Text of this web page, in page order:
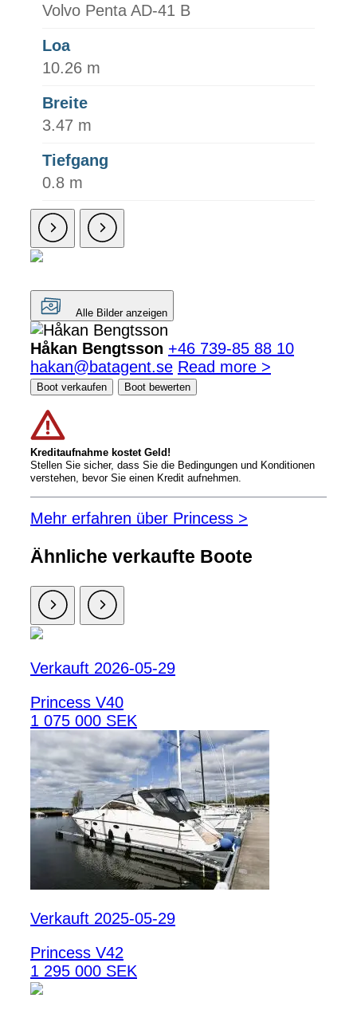
Volvo Penta AD-41 B
Loa
10.26 m
Breite
3.47 m
Tiefgang
0.8 m
Alle Bilder anzeigen
Håkan Bengtsson +46 739-85 88 10
hakan@batagent.se Read more >
Boot verkaufen Boot bewerten
Kreditaufnahme kostet Geld!
Stellen Sie sicher, dass Sie die Bedingungen und Konditionen
verstehen, bevor Sie einen Kredit aufnehmen.
Mehr erfahren über Princess >
Ähnliche verkaufte Boote
Verkauft 2026-05-29
Princess V40
1 075 000 SEK
Verkauft 2025-05-29
Princess V42
1 295 000 SEK